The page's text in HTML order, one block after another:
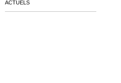
ACTUELS